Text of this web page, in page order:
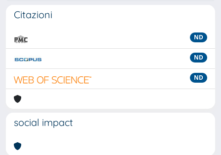
Citazioni
ND
ND
ND
social impact